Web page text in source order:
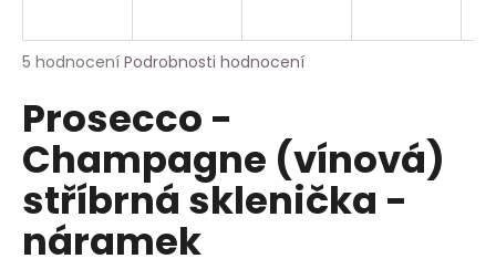
Průměrné
produktu
je
5,0
z
5
hvězdiček.
5 hodnocení Podrobnosti hodnocení
Prosecco -
Champagne (vínová)
stříbrná sklenička -
náramek
j
t
?
HLEDAT